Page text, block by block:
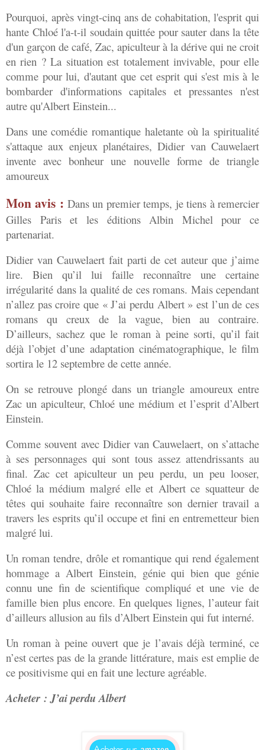
Pourquoi, après vingt-cinq ans de cohabitation, l'esprit qui
hante Chloé l'a-t-il soudain quittée pour sauter dans la tête
d'un garçon de café, Zac, apiculteur à la dérive qui ne croit
en rien ? La situation est totalement invivable, pour elle
comme pour lui, d'autant que cet esprit qui s'est mis à le
bombarder d'informations capitales et pressantes n'est
autre qu'Albert Einstein...
Dans une comédie romantique haletante où la spiritualité
s'attaque aux enjeux planétaires, Didier van Cauwelaert
invente avec bonheur une nouvelle forme de triangle
amoureux
Mon avis : Dans un premier temps, je tiens à remercier
Gilles Paris et les éditions Albin Michel pour ce
partenariat.
Didier van Cauwelaert fait parti de cet auteur que j’aime
lire. Bien qu’il lui faille reconnaître une certaine
irrégularité dans la qualité de ces romans. Mais cependant
n’allez pas croire que « J’ai perdu Albert » est l’un de ces
romans qu creux de la vague, bien au contraire.
D’ailleurs, sachez que le roman à peine sorti, qu’il fait
déjà l’objet d’une adaptation cinématographique, le film
sortira le 12 septembre de cette année.
On se retrouve plongé dans un triangle amoureux entre
Zac un apiculteur, Chloé une médium et l’esprit d’Albert
Einstein.
Comme souvent avec Didier van Cauwelaert, on s’attache
à ses personnages qui sont tous assez attendrissants au
final. Zac cet apiculteur un peu perdu, un peu looser,
Chloé la médium malgré elle et Albert ce squatteur de
têtes qui souhaite faire reconnaître son dernier travail a
travers les esprits qu’il occupe et fini en entremetteur bien
malgré lui.
Un roman tendre, drôle et romantique qui rend également
hommage a Albert Einstein, génie qui bien que génie
connu une fin de scientifique compliqué et une vie de
famille bien plus encore. En quelques lignes, l’auteur fait
d’ailleurs allusion au fils d’Albert Einstein qui fut interné.
Un roman à peine ouvert que je l’avais déjà terminé, ce
n’est certes pas de la grande littérature, mais est emplie de
ce positivisme qui en fait une lecture agréable.
Acheter : J’ai perdu Albert